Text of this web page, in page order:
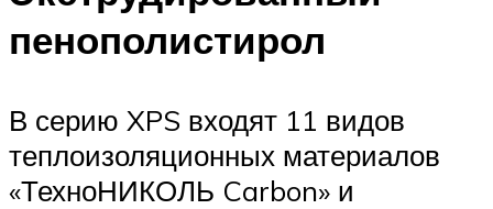
пенополистирол
В серию XPS входят 11 видов
теплоизоляционных материалов
«ТехноНИКОЛЬ Carbon» и